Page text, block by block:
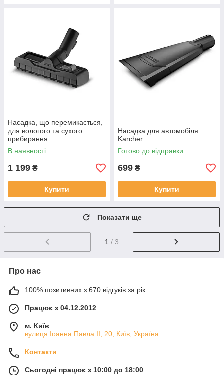
Насадка, що перемикається,
для вологого та сухого
прибирання
В наявності
1 199 ₴
Купити
Насадка для автомобіля
Karcher
Готово до відправки
699 ₴
Купити
Показати ще
1 / 3
Про нас
100% позитивних з 670 відгуків за рік
Працює з 04.12.2012
м. Київ
вулиця Іоанна Павла ІІ, 20, Київ, Україна
Контакти
Сьогодні працює з 10:00 до 18:00